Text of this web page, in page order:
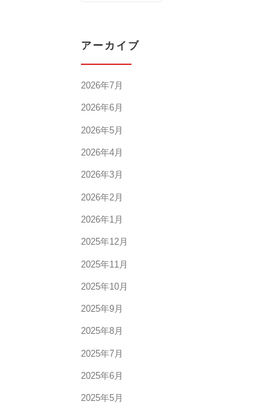
アーカイブ
2026年7月
2026年6月
2026年5月
2026年4月
2026年3月
2026年2月
2026年1月
2025年12月
2025年11月
2025年10月
2025年9月
2025年8月
2025年7月
2025年6月
2025年5月